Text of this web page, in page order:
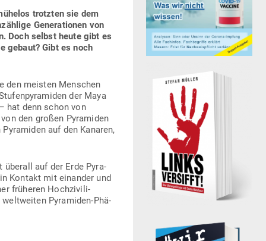
trotzten sie dem
Gene­ra­tionen von
Doch selbst heute gibt es
gebaut? Gibt es noch
den meisten Men­schen
der Maya
hat denn schon von
den großen Pyra­miden
auf den Kanaren,
überall auf der Erde Pyra­
Kontakt mit ein­ander und
frü­heren Hoch­zi­vi­li­
Pyra­miden-Phä­